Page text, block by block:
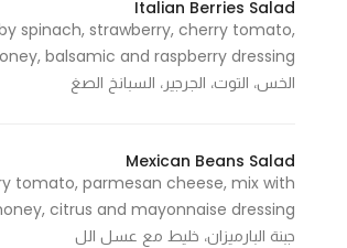
Italian Berries Salad
spinach, strawberry, cherry tomato,
الخس، التوت، الجرجير، السبانخ الصغ
Mexican Beans Salad
tomato, parmesan cheese, mix with
جبنة البارميزان، خليط مع عسل الل
disappear
from the
website.
By sharing
interests and